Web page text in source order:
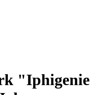
"Iphigenie